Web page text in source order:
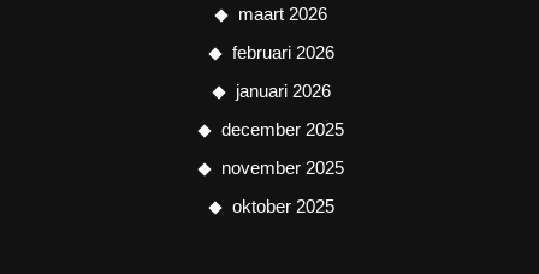
maart 2026
februari 2026
januari 2026
december 2025
november 2025
oktober 2025